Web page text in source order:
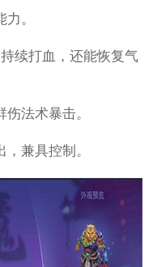
。
续打血，还能恢复气
法术暴击。
兼具控制。